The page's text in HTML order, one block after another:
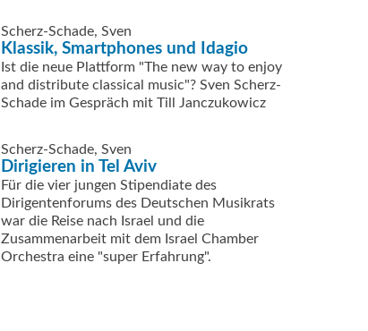
Scherz-Schade, Sven
Klassik, Smartphones und Idagio
Ist die neue Plattform "The new way to enjoy
and distribute classical music"? Sven Scherz-
Schade im Gespräch mit Till Janczukowicz
Scherz-Schade, Sven
Dirigieren in Tel Aviv
Für die vier jungen Stipendiate des
Dirigentenforums des Deutschen Musikrats
war die Reise nach Israel und die
Zusammenarbeit mit dem Israel Chamber
Orchestra eine "super Erfahrung".